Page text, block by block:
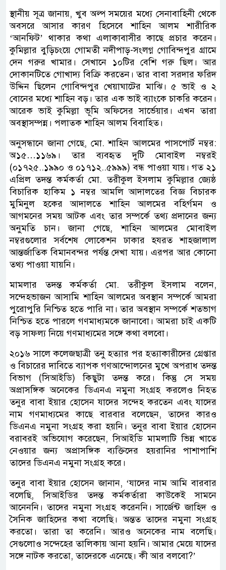
স্থানীয় সূত্র জানায়, খুব অল্প সময়ের মধ্যে সেনাবাহিনী থেকে
অবসরে আসার কারণ হিসেবে শাহিন আলম শারীরিক
‘আনফিট’ থাকার কথা এলাকাবাসীর কাছে প্রচার করেন।
কুমিল্লার বুড়িচংয়ে গোমতী নদীপাড়-সংলগ্ন গোবিন্দপুর গ্রামে
দেন গরুর খামার। সেখানে ১০টির বেশি গরু ছিল। আর
দোকানটিতে গোখাদ্য বিক্রি করতেন। তার বাবা সরদার ফরিদ
উদ্দিন ছিলেন গোবিন্দপুর খেয়াঘাটের মাঝি। ৫ ভাই ও ২
বোনের মধ্যে শাহিন বড়। তার এক ভাই ব্যাংকে চাকরি করেন।
আরেক ভাই কুমিল্লা ভূমি অফিসের সার্ভেয়ার। এখন তারা
অবস্থাসম্পন্ন। পলাতক শাহিন আলম বিবাহিত।
অনুসন্ধানে জানা গেছে, মো. শাহিন আলমের পাসপোর্ট নম্বর:
অ১৫…১১৬৯। তার ব্যবহৃত দুটি মোবাইল নম্বরই
(০১৭২৫..১৯৯০ ও ০১৭১২..৫৯৯৯) বন্ধ পাওয়া যায়। গত ২১
এপ্রিল তদন্ত কর্মকর্তা মো. তরীকুল ইসলাম কুমিল্লার জ্যেষ্ঠ
বিচারিক হাকিম ১ নম্বর আমলি আদালতের বিজ্ঞ বিচারক
মুমিনুল হকের আদালতে শাহিন আলমের বহির্গমন ও
আগমনের সময় আটক এবং তার সম্পর্কে তথ্য প্রদানের জন্য
অনুমতি চান। জানা গেছে, শাহিন আলমের মোবাইল
নম্বরগুলোর সর্বশেষ লোকেশন ঢাকার হযরত শাহজালাল
আন্তর্জাতিক বিমানবন্দর পর্যন্ত দেখা যায়। এরপর আর কোনো
তথ্য পাওয়া যায়নি।
মামলার তদন্ত কর্মকর্তা মো. তরীকুল ইসলাম বলেন,
সন্দেহভাজন আসামি শাহিন আলমের অবস্থান সম্পর্কে আমরা
পুরোপুরি নিশ্চিত হতে পারি না। তার অবস্থান সম্পর্কে শতভাগ
নিশ্চিত হতে পারলে গণমাধ্যমকে জানাবো। আমরা চাই একটি
বড় সাফল্য নিয়ে গণমাধ্যমের সঙ্গে কথা বলবো।
২০১৬ সালে কলেজছাত্রী তনু হত্যার পর হত্যাকারীদের গ্রেপ্তার
ও বিচারের দাবিতে ব্যাপক গণআন্দোলনের মুখে অপরাধ তদন্ত
বিভাগ (সিআইডি) কিছুটা তদন্ত করে। কিন্তু সে সময়
অপ্রাসঙ্গিক অনেকের ডিএনএ নমুনা সংগ্রহ করলেও নিহত
তনুর বাবা ইয়ার হোসেন যাদের সন্দেহ করতেন এবং যাদের
নাম গণমাধ্যমের কাছে বারবার বলেছেন, তাদের কারও
ডিএনএ নমুনা সংগ্রহ করা হয়নি। তনুর বাবা ইয়ার হোসেন
বরাবরই অভিযোগ করেছেন, সিআইডি মামলাটি ভিন্ন খাতে
নেওয়ার জন্য অপ্রাসঙ্গিক ব্যক্তিদের হয়রানির পাশাপাশি
তাদের ডিএনএ নমুনা সংগ্রহ করে।
তনুর বাবা ইয়ার হোসেন জানান, ‘যাদের নাম আমি বারবার
বলেছি, সিআইডির তদন্ত কর্মকর্তারা কাউকেই সামনে
আনেননি। তাদের নমুনা সংগ্রহ করেননি। সার্জেন্ট জাহিদ ও
সৈনিক জাহিদের কথা বলেছি। অন্তত তাদের নমুনা সংগ্রহ
করতো। তারা তা করেনি। আরও অনেকের নাম বলেছি।
সেগুলোও সন্দেহের তালিকায় আনা হয়নি। আমার মেয়ে যাদের
সঙ্গে নাটক করতো, তাদেরকে এনেছে। কী আর বলবো?’